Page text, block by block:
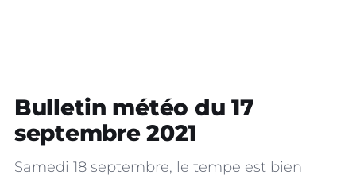
Bulletin météo du 17
septembre 2021
Samedi 18 septembre, le tempe est bien